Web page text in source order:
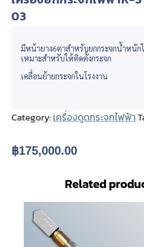
03
มีหน้ายาง6ตาสำหรับยกกระจกน้ำหนัก
เหมาะสำหรับให้ติดตั้งกระจก
เคลื่อนย้ายกระจกในโรงงาน
Category:เครื่องดูดกระจกไฟฟ้า
฿175,000.00
Related